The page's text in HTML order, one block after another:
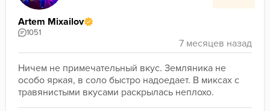
Artem Mixailov
1051
Ничем не примечательный вкус. Земляника не
особо яркая, в соло быстро надоедает. В миксах с
травянистыми вкусами раскрылась неплохо.